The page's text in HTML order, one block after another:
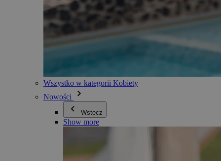
Wszystko w kategorii Kobiety
Nowości
Wstecz
Show more